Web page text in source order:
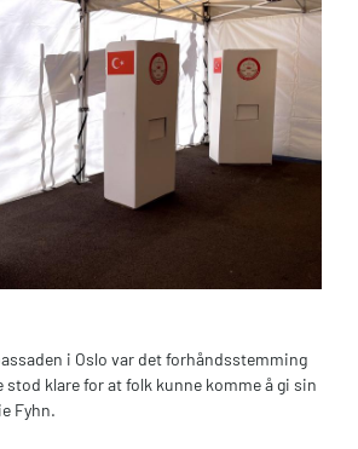
i Oslo var det forhåndsstemming
stod klare for at folk kunne komme å gi sin
Fyhn.